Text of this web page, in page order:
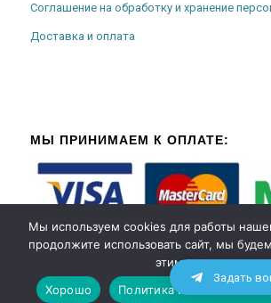
Соглашение на обработку и хранение
Доставка и оплата
МЫ ПРИНИМАЕМ К ОПЛАТЕ:
Задать
Мы используем cookies для работы
продолжите использовать сайт, мы
этим согласны.
Хорошо
Политика использования